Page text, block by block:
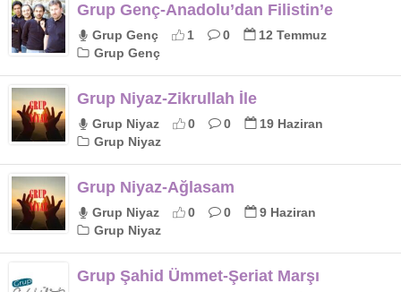
Grup Genç-Anadolu’dan Filistin’e
Grup Genç 1 0
12 Temmuz
Grup Genç
Grup Niyaz-Zikrullah İle
Grup Niyaz 0 0
19 Haziran
Grup Niyaz
Grup Niyaz-Ağlasam
Grup Niyaz 0 0
9 Haziran
Grup Niyaz
Grup Şahid Ümmet-Şeriat Marşı